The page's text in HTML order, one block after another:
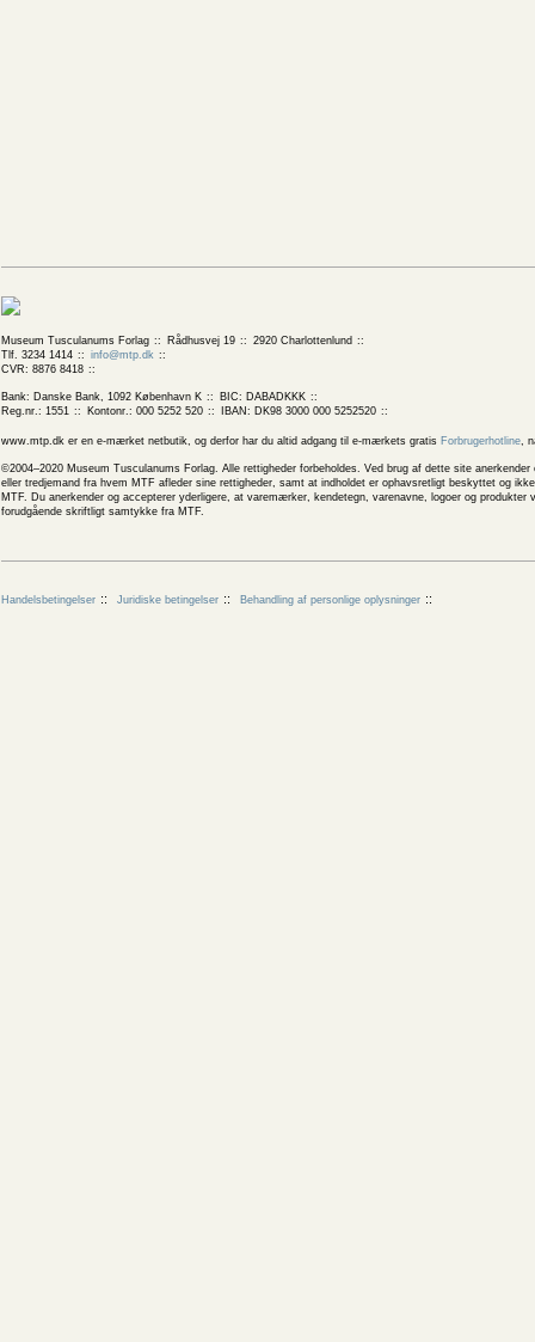
Museum Tusculanums Forlag Rådhusvej 19
2920 Charlottenlund
Tlf. 3234 1414
info@mtp.dk
CVR: 8876 8418
Bank: Danske Bank, 1092 København K
BIC: DABADKKK
Reg.nr.: 1551
Kontonr.: 000 5252 520 IBAN: DK98 3000 000 5252520
www.mtp.dk er en e-mærket netbutik, og derfor har du altid adgang til e-mærkets gratis Forbrugerhotline,
©2004–2020 Museum Tusculanums Forlag. Alle rettigheder forbeholdes. Ved brug af dette site
eller tredjemand fra hvem MTF afleder sine rettigheder, samt at indholdet er ophavsretligt beskyttet og
MTF. Du anerkender og accepterer yderligere, at varemærker, kendetegn, varenavne, logoer og
forudgående skriftligt samtykke fra MTF.
Handelsbetingelser Juridiske betingelser Behandling af personlige oplysninger